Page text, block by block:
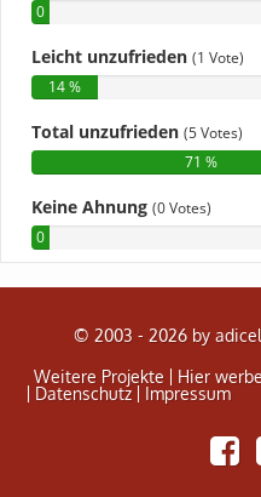
© 2003 - 2026 by
Weitere Projekte
Hier
Datenschutz
Impressum
on